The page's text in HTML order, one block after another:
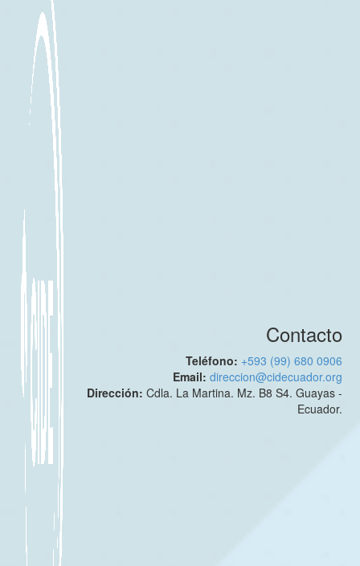
Contacto
Teléfono: +593 (99) 680 0906
Email:direccion@cidecuador.org
Dirección:Cdla. La Martina. Mz. B8 S4. Guayas -
Ecuador.